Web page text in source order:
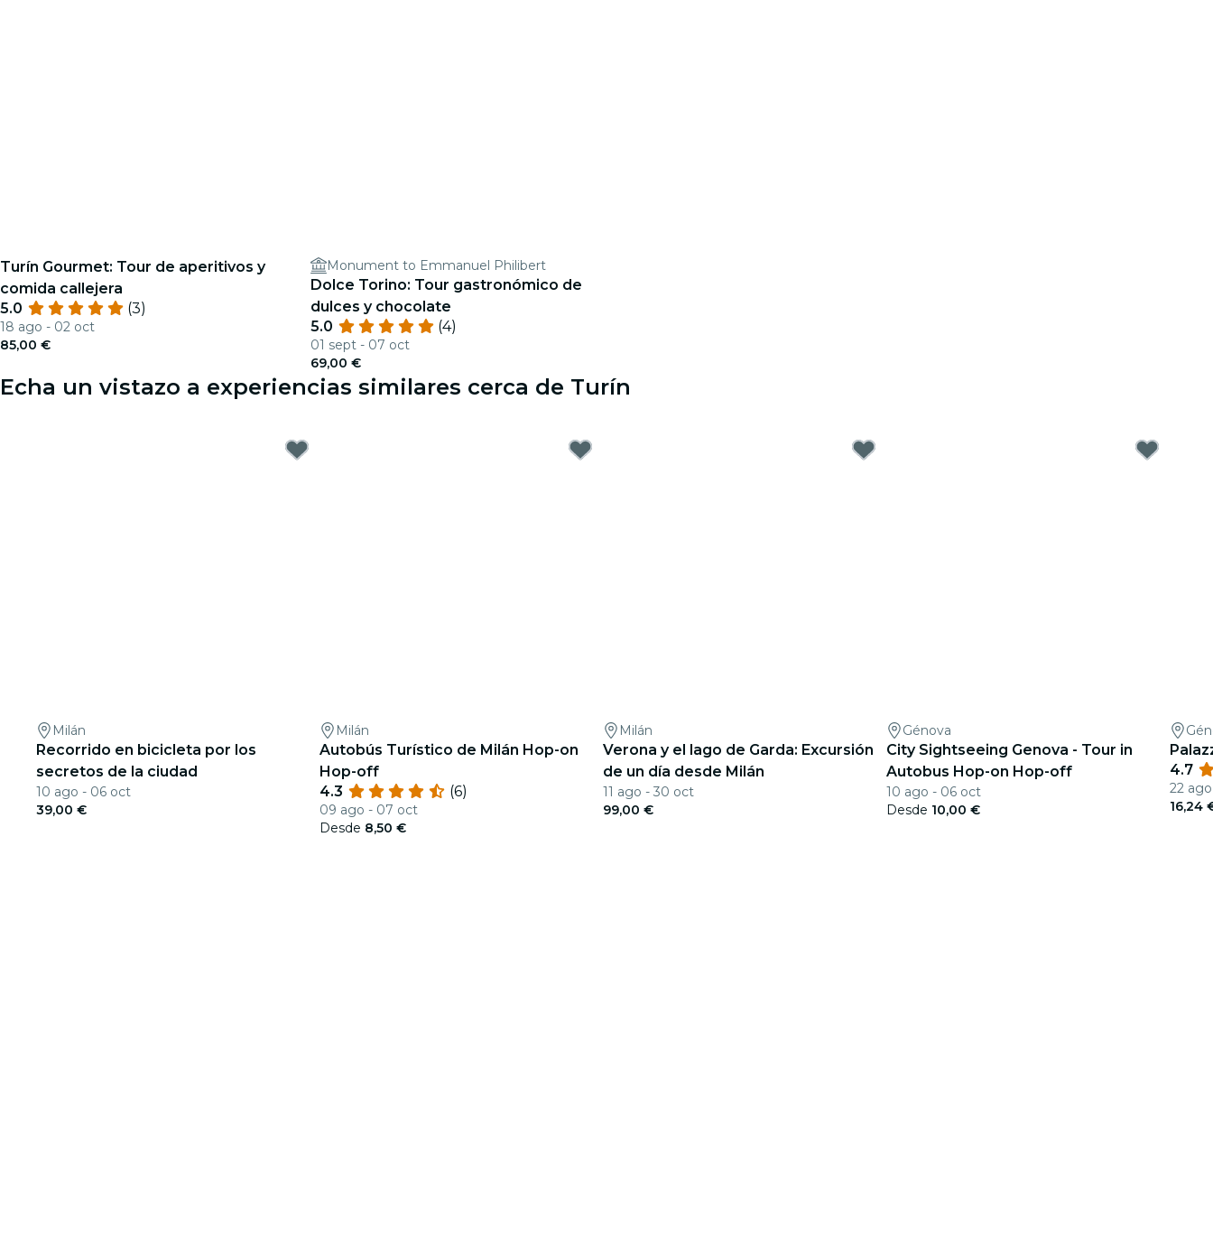
Turín Gourmet: Tour de aperitivos y
comida callejera
5.0
(3)
18 ago - 02 oct
85,00 €
Monument to Emmanuel Philibert
Dolce Torino: Tour gastronómico de
dulces y chocolate
5.0
(4)
01 sept - 07 oct
69,00 €
Echa un vistazo a experiencias similares cerca de Turín
Milán
Recorrido en bicicleta por los
secretos de la ciudad
10 ago - 06 oct
39,00 €
Milán
Autobús Turístico de Milán Hop-on
Hop-off
4.3
(6)
09 ago - 07 oct
Desde 8,50 €
Milán
Verona y el lago de Garda: Excursión
de un día desde Milán
11 ago - 30 oct
99,00 €
Génova
City Sightseeing Genova - Tour in
Autobus Hop-on Hop-off
10 ago - 06 oct
Desde 10,00 €
4.7
22
16,24